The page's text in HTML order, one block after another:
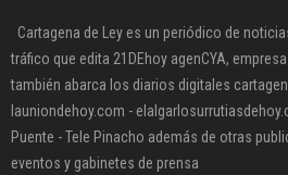
Cartagena de Ley es un periódico de
tráfico que edita 21DEhoy agenCYA,
también abarca los diarios digitales
launiondehoy.com -
Puente - Tele Pinacho además de otras
eventos y gabinetes de prensa